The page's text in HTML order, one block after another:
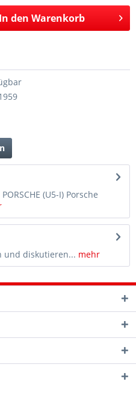
In den Warenkorb
PORSCHE (U5-I) Porsche
und diskutieren... mehr